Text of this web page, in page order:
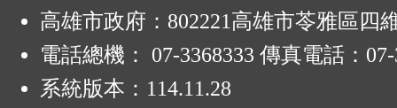
區高雄市政府：802221高雄市苓雅區四
電話總機： 07-3368333 傳真電話：07-
系統版本： 114.11.28